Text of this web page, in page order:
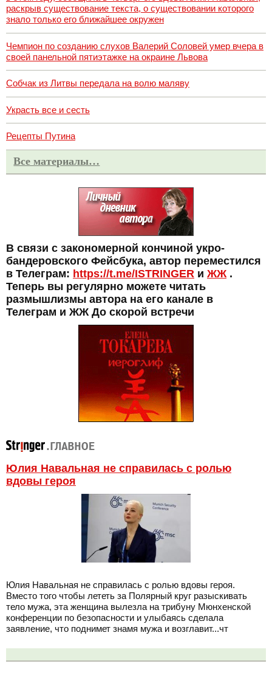
раскрыв существование текста, о существовании которого
знало только его ближайшее окружен
Чемпион по созданию слухов Валерий Соловей умер вчера в
своей панельной пятиэтажке на окраине Львова
Собчак из Литвы передала на волю маляву
Украсть все и сесть
Рецепты Путина
Все материалы…
В связи с закономерной кончиной укро-
бандеровского Фейсбука, автор переместился
в Телеграм: https://t.me/ISTRINGER и ЖЖ .
Теперь вы регулярно можете читать
размышлизмы автора на его канале в
Телеграм и ЖЖ До скорой встречи
Юлия Навальная не справилась с ролью
вдовы героя
Юлия Навальная не справилась с ролью вдовы героя.
Вместо того чтобы лететь за Полярный круг разыскивать
тело мужа, эта женщина вылезла на трибуну Мюнхенской
конференции по безопасности и улыбаясь сделала
заявление, что поднимет знамя мужа и возглавит...чт